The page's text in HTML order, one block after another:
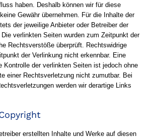
haben. Deshalb können wir für diese
Gewähr übernehmen. Für die Inhalte der
der jeweilige Anbieter oder Betreiber der
verlinkten Seiten wurden zum Zeitpunkt der
Rechtsverstöße überprüft. Rechtswidrige
der Verlinkung nicht erkennbar. Eine
Kontrolle der verlinkten Seiten ist jedoch ohne
einer Rechtsverletzung nicht zumutbar. Bei
werden wir derartige Links
erstellten Inhalte und Werke auf diesen